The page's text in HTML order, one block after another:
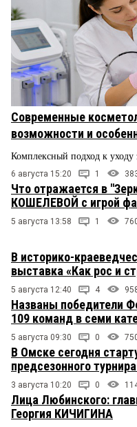
Современные
возможности и
Комплексный подход к уходу
6 августа 15:20 1
Что отражается в
КОШЕЛЕВОЙ с игрой
5 августа 13:58 1
В историко-
выставка «Как рос и
5 августа 12:40 4
Названы победители
109 команд в семи
5 августа 09:30 0
В Омске сегодня
предсезонного
3 августа 10:20 0
Лица Любинского:
Георгия КИЧИГИНА